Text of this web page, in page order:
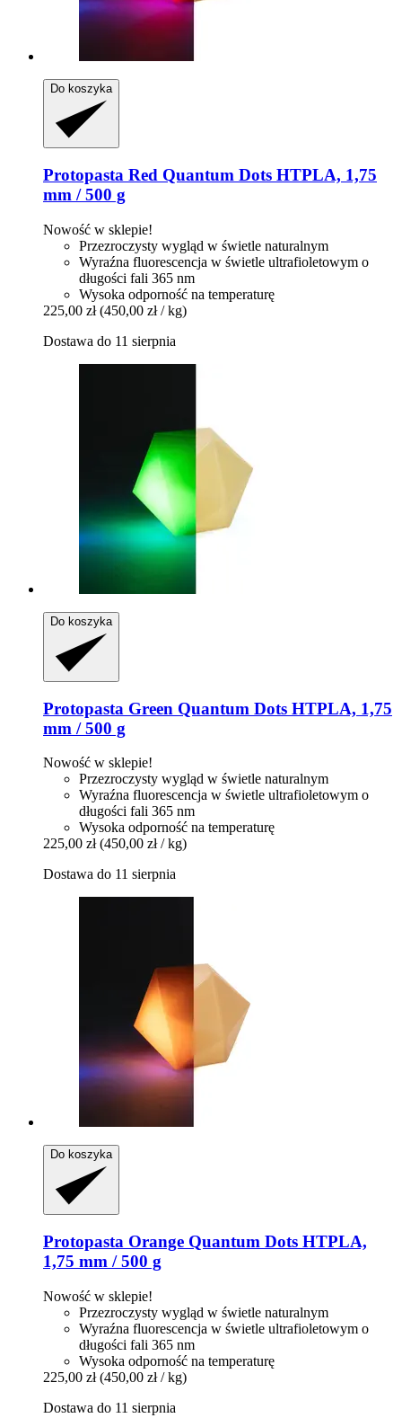
Do koszyka
Protopasta Red Quantum Dots HTPLA, 1,75
mm / 500 g
Nowość w sklepie!
Przezroczysty wygląd w świetle naturalnym
Wyraźna fluorescencja w świetle ultrafioletowym o
długości fali 365 nm
Wysoka odporność na temperaturę
225,00 zł (450,00 zł / kg)
Dostawa do 11 sierpnia
Do koszyka
Protopasta Green Quantum Dots HTPLA, 1,75
mm / 500 g
Nowość w sklepie!
Przezroczysty wygląd w świetle naturalnym
Wyraźna fluorescencja w świetle ultrafioletowym o
długości fali 365 nm
Wysoka odporność na temperaturę
225,00 zł (450,00 zł / kg)
Dostawa do 11 sierpnia
Do koszyka
Protopasta Orange Quantum Dots HTPLA,
1,75 mm / 500 g
Nowość w sklepie!
Przezroczysty wygląd w świetle naturalnym
Wyraźna fluorescencja w świetle ultrafioletowym o
długości fali 365 nm
Wysoka odporność na temperaturę
225,00 zł (450,00 zł / kg)
Dostawa do 11 sierpnia